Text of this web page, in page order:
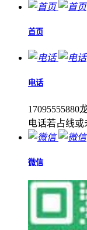
首页
电话
17095555880
电话若占线
微信